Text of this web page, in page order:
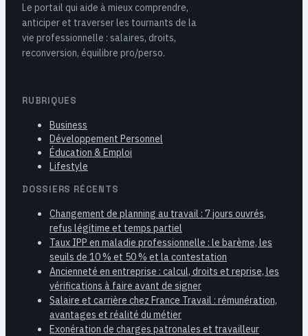
Le portail qui aide à mieux comprendre,
anticiper et traverser les tournants de la
vie professionnelle : salaires, droits,
reconversion, équilibre pro/perso.
RUBRIQUES
Business
Développement Personnel
Éducation & Emploi
Lifestyle
DOSSIERS RÉCENTS
Changement de planning au travail : 7 jours ouvrés,
refus légitime et temps partiel
Taux IPP en maladie professionnelle : le barème, les
seuils de 10 % et 50 % et la contestation
Ancienneté en entreprise : calcul, droits et reprise, les
vérifications à faire avant de signer
Salaire et carrière chez France Travail : rémunération,
avantages et réalité du métier
Exonération de charges patronales et travailleur